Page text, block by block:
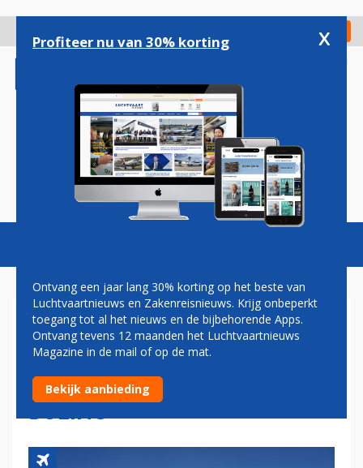
gaan
Check in
Magazine Podcasts Vacatures
LUFTHANSA GROUP KOOPT
VOOR 6,5 MILJARD EURO AAN
VLIEGTUIGEN BIJ AIRBUS EN
BOEING
Profiteer nu van 30% korting x
Ontvang een jaar lang 30% korting op het beste van
Luchtvaartnieuws en Zakenreisnieuws. Krijg onbeperkt
toegang tot al het nieuws en de bijbehorende Apps.
Ontvang tevens 12 maanden het Luchtvaartnieuws
Magazine in de mail of op de mat.
Bekijk aanbieding